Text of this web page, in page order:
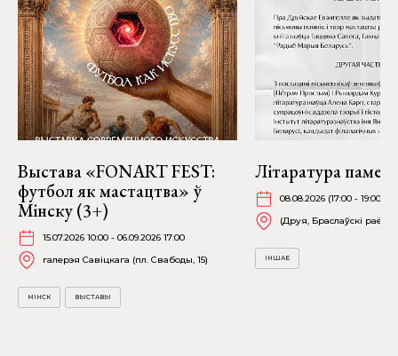
Выстава «FONART FEST:
футбол як мастацтва» ў
Мінску (3+)
15.07.2026 10:00 - 06.09.2026 17:00
галерэя Савіцкага (пл. Свабоды, 15)
МІНСК ВЫСТАВЫ
Літаратура
08.08.2026 (17:00 - 19:00)
(Друя, Браслаўскі раён)
ІНШАЕ